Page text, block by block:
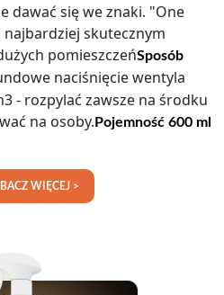
dawać się we znaki. "One
skutecznym
pomieszczeńSposób
naciśnięcie wentyla
- rozpylać zawsze na środku
na osoby. Pojemność 600 ml
WIĘCEJ >